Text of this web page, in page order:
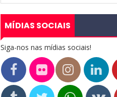
MÍDIAS SOCIAIS
Siga-nos nas mídias sociais!